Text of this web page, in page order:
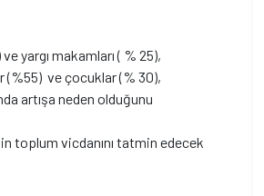
yargı makamları ( % 25),
(%55) ve çocuklar (% 30),
artışa neden olduğunu
toplum vicdanını tatmin edecek